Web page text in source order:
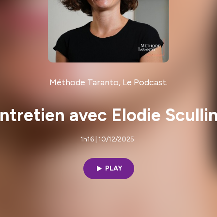
Méthode Taranto, Le Podcast.
avec Elodie
1h16 | 10/12/2025
PLAY